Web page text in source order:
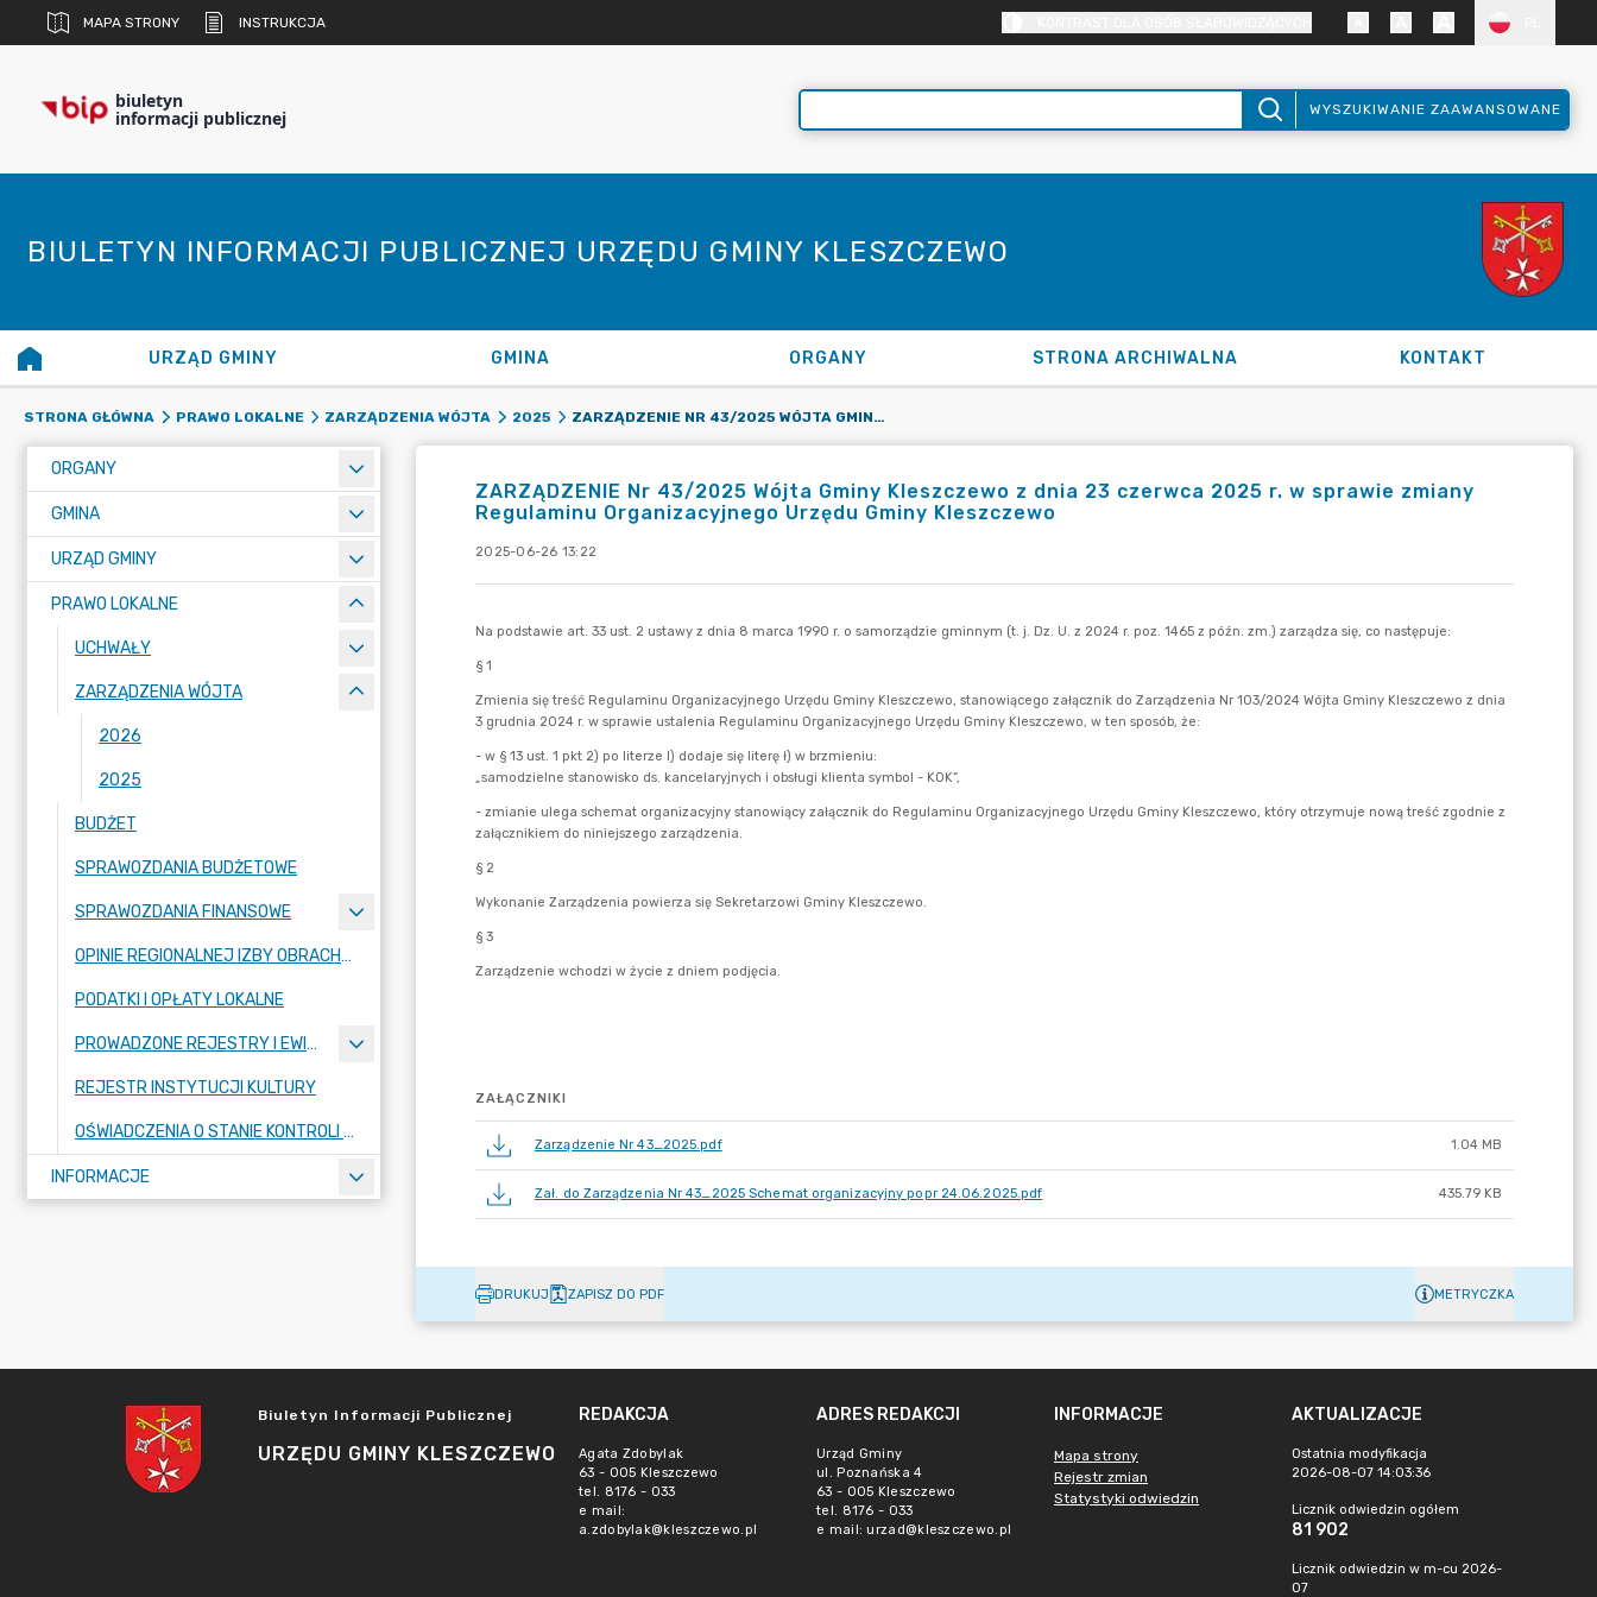
MAPA STRONY INSTRUKCJA
biuletyn
informacji publicznej WYSZUKIWANIE ZAAWANSOWANE
BIULETYN INFORMACJI PUBLICZNEJ URZĘDU GMINY KLESZCZEWO
URZĄD GMINY GMINA ORGANY STRONA ARCHIWALNA KONTAKT
STRONA GŁÓWNA PRAWO LOKALNE ZARZĄDZENIA WÓJTA 2025 ZARZĄDZENIE NR 43/2025 WÓJTA GMINY KLESZCZEWO Z DNIA 23 CZERWCA 2025 R. W SPRAWIE ZMIANY REGULAMINU ORGANIZACYJNEGO URZĘDU GMINY KLESZCZEWO
ORGANY
GMINA
URZĄD GMINY
PRAWO LOKALNE
UCHWAŁY
ZARZĄDZENIA WÓJTA
2026
2025
BUDŻET
SPRAWOZDANIA BUDŻETOWE
SPRAWOZDANIA FINANSOWE
OPINIE REGIONALNEJ IZBY OBRACHUNKOWEJ
PODATKI I OPŁATY LOKALNE
PROWADZONE REJESTRY I EWIDENCJE
REJESTR INSTYTUCJI KULTURY
OŚWIADCZENIA O STANIE KONTROLI ZARZĄDCZEJ
INFORMACJE
ZARZĄDZENIE Nr 43/2025 Wójta Gminy Kleszczewo z dnia 23 czerwca 2025 r. w sprawie zmiany
Regulaminu Organizacyjnego Urzędu Gminy Kleszczewo
2025-06-26 13:22
ZAŁĄCZNIKI
Zarządzenie Nr 43_2025.pdf 1.04 MB
Zał. do Zarządzenia Nr 43_2025 Schemat organizacyjny popr 24.06.2025.pdf 435.79 KB
DRUKUJ ZAPISZ DO PDF METRYCZKA
Biuletyn Informacji Publicznej
URZĘDU GMINY KLESZCZEWO
REDAKCJA
Agata Zdobylak
63 - 005 Kleszczewo
tel. 8176 - 033
e mail:
a.zdobylak@kleszczewo.pl
ADRES REDAKCJI
Urząd Gminy
ul. Poznańska 4
63 - 005 Kleszczewo
tel. 8176 - 033
e mail: urzad@kleszczewo.pl
INFORMACJE
Mapa strony
Rejestr zmian
Statystyki odwiedzin
AKTUALIZACJE
Ostatnia modyfikacja
2026-08-07 14:03:36
Licznik odwiedzin ogółem
81 902
Licznik odwiedzin w m-cu 2026-
07